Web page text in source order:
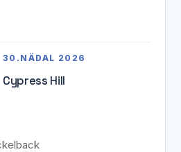
30.NÄDAL 2026
Cypress Hill